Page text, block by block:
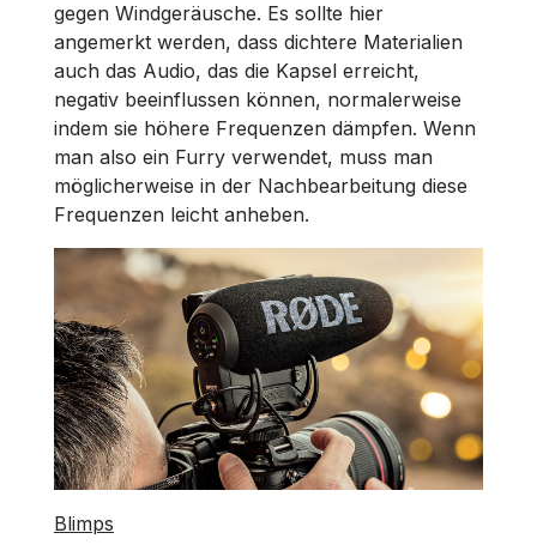
gegen Windgeräusche. Es sollte hier
angemerkt werden, dass dichtere Materialien
auch das Audio, das die Kapsel erreicht,
negativ beeinflussen können, normalerweise
indem sie höhere Frequenzen dämpfen. Wenn
man also ein Furry verwendet, muss man
möglicherweise in der Nachbearbeitung diese
Frequenzen leicht anheben.
Blimps